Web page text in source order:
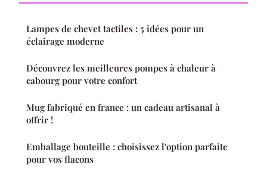
Lampes de chevet tactiles : 5 idées pour un
éclairage moderne
Découvrez les meilleures pompes à chaleur à
cabourg pour votre confort
Mug fabriqué en france : un cadeau artisanal à
offrir !
Emballage bouteille : choisissez l'option parfaite
pour vos flacons